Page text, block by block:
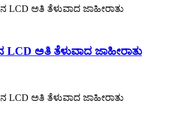
LCD ಅತಿ ತೆಳುವಾದ ಜಾಹೀರಾತು